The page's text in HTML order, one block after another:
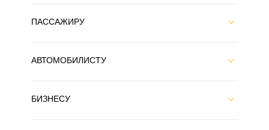
ПАССАЖИРУ
АВТОМОБИЛИСТУ
БИЗНЕСУ